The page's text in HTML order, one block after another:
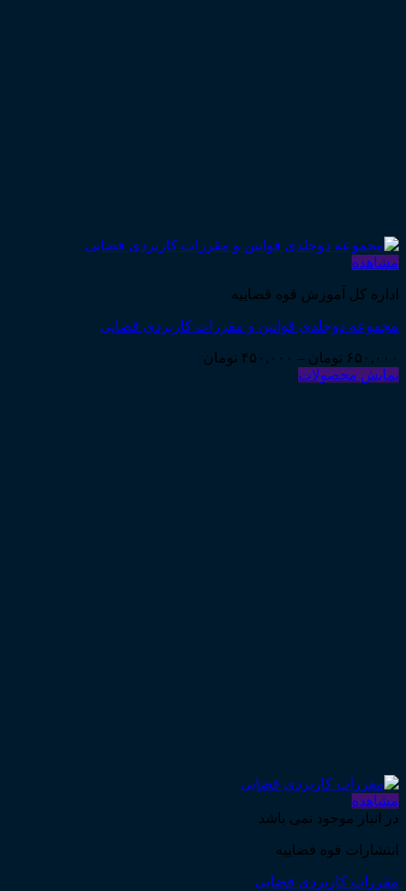
مشاهده
اداره کل آموزش قوه قضاییه
مجموعه دوجلدی قوانین و مقررات کاربردی قضایی
۶۵۰,۰۰۰ تومان – ۴۵۰,۰۰۰ تومان
نمایش محصولات
مشاهده
در انبار موجود نمی باشد
انتشارات قوه قضاییه
مقررات کاربردی قضایی